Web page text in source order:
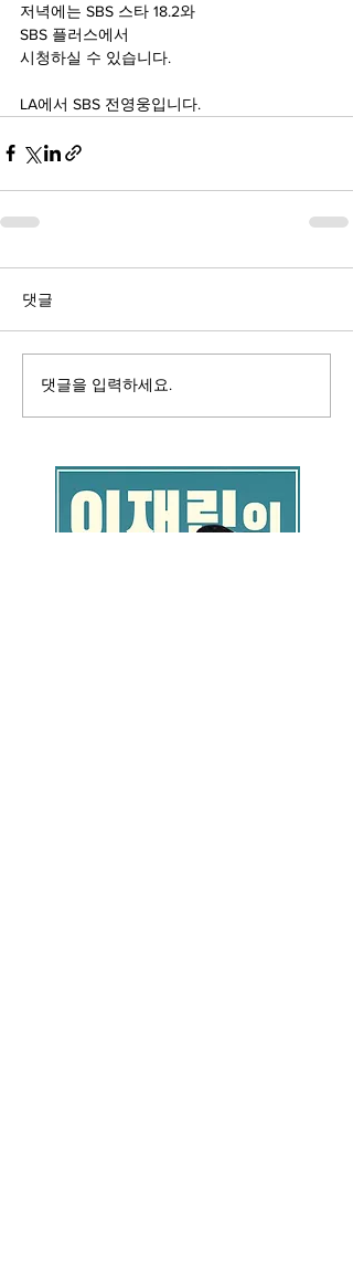
저녁에는 SBS 스타 18.2와
SBS 플러스에서
시청하실 수 있습니다.
LA에서 SBS 전영웅입니다.
댓글
댓글을 입력하세요.